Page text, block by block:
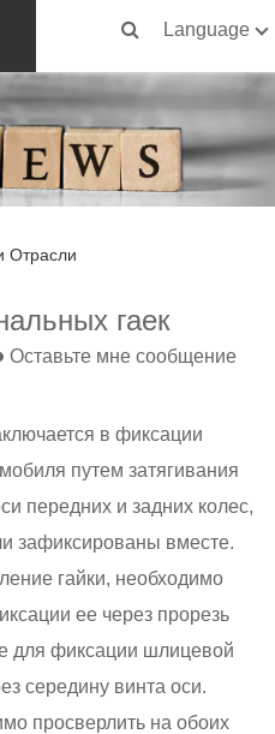
Language
Отрасли
гаек
Оставьте мне сообщение
в фиксации
путем затягивания
передних и задних колес,
зафиксированы вместе.
гайки, необходимо
ее через прорезь
для фиксации шлицевой
середину винта оси.
просверлить на обоих